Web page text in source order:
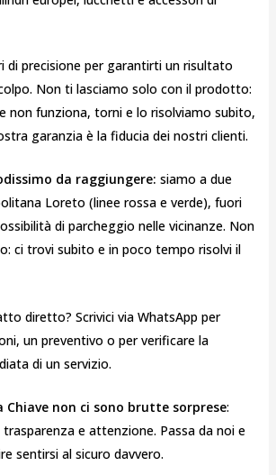
di precisione per garantirti un risultato
Non ti lasciamo solo con il prodotto:
non funziona, torni e lo risolviamo subito,
garanzia è la fiducia dei nostri clienti.
da raggiungere: siamo a due
Loreto (linee rossa e verde), fuori
di parcheggio nelle vicinanze. Non
ci trovi subito e in poco tempo risolvi il
diretto? Scrivici via WhatsApp per
un preventivo o per verificare la
di un servizio.
Chiave non ci sono brutte sorprese:
e attenzione. Passa da noi e
sentirsi al sicuro davvero.